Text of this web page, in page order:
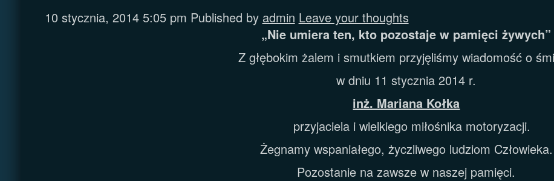
10 stycznia, 2014 5:05 pm Published by admin Leave your thoughts
„Nie umiera ten, kto pozostaje w pamięci żywych”
Z głębokim żalem i smutkiem przyjęliśmy wiadomość o
w dniu 11 stycznia 2014 r.
inż. Mariana Kołka
przyjaciela i wielkiego miłośnika motoryzacji.
Żegnamy wspaniałego, życzliwego ludziom Człowieka.
Pozostanie na zawsze w naszej pamięci.